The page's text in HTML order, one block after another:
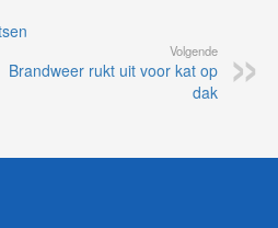
Volgende
Brandweer rukt uit voor kat op
dak